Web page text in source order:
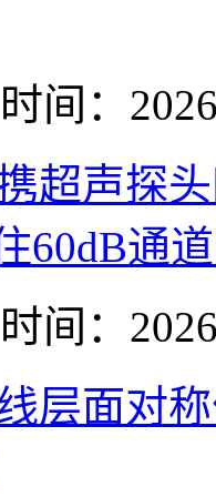
时间：
超声探
60dB通
时间：
层面对